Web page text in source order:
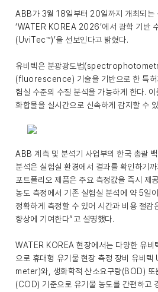
ABB가 3월 18일부터 20일까지 개최되는
‘WATER KOREA 2026’에서 광학 기반
(UviTec™)’을 선보인다고 밝혔다.
유비텍은 분광광도법
(fluorescence) 기술을 기반으로 한 특허
험실 수준의 수질 분석을 가능하게 한다.
화합물을 실시간으로 신속하게 감지할 수
ABB 계측 및 분석기 사업부의 한국 총괄
분석은 실험실 환경에서 결과를 확인하기
포트폴리오 제품은 주요 측정값을 즉시 제
농도 측정에서 기존 실험실 분석에 약 5일
정확하게 측정할 수 있어 시간과 비용 절감
향상에 기여한다”고 설명했다.
WATER KOREA 현장에서는 다양한 유비
으로 휴대형 유기물 현장 측정 장비 유비
meter)와, 생화학적 산소요구량(BOD) 또
(COD) 기준으로 유기물 농도를 간편하고